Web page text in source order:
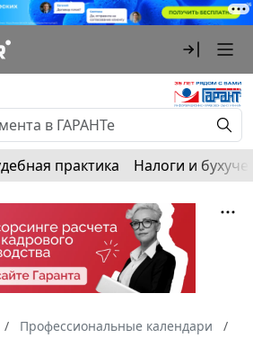
практика Налоги и
Профессиональные календари